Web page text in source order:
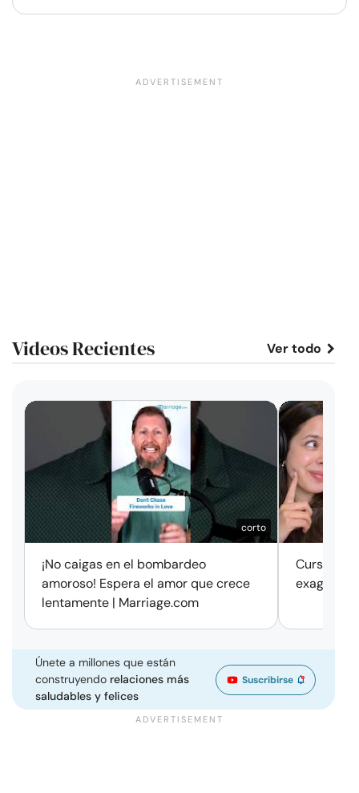
Videos Recientes Ver todo
corto
¡No caigas en el bombardeo
amoroso! Espera el amor que crece
lentamente | Marriage.com
Cursos
Únete a millones que están
construyendo relaciones más
saludables y felices
Suscribirse